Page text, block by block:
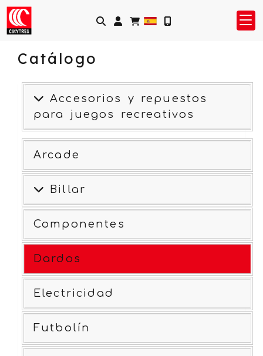
Identifícate
Catálogo
Accesorios y repuestos
para juegos recreativos
Arcade
Billar
Componentes
Dardos
Electricidad
Futbolín